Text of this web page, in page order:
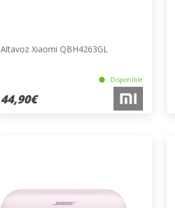
Altavoz Xiaomi QBH4263GL
Disponible
44,90€